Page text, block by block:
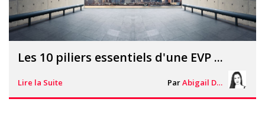
Les 10 piliers essentiels d'une EVP ...
Lire la Suite Par Abigail Davies